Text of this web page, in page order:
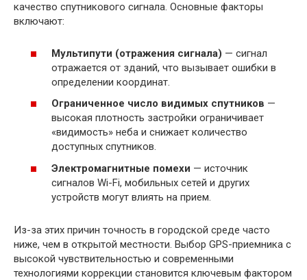
качество спутникового сигнала. Основные факторы
включают:
Мультипути (отражения сигнала) — сигнал
отражается от зданий, что вызывает ошибки в
определении координат.
Ограниченное число видимых спутников —
высокая плотность застройки ограничивает
«видимость» неба и снижает количество
доступных спутников.
Электромагнитные помехи — источник
сигналов Wi-Fi, мобильных сетей и других
устройств могут влиять на прием.
Из-за этих причин точность в городской среде часто
ниже, чем в открытой местности. Выбор GPS-приемника с
высокой чувствительностью и современными
технологиями коррекции становится ключевым фактором